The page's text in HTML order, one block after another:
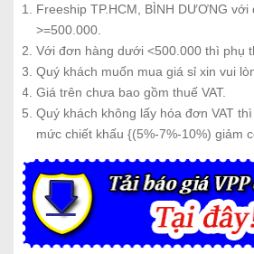
Freeship TP.HCM, BÌNH DƯƠNG với
>=500.000.
Với đơn hàng dưới <500.000 thì phụ
Quý khách muốn mua giá sỉ xin vui
Giá trên chưa bao gồm thuế VAT.
Quý khách không lấy hóa đơn VAT
mức chiết khấu {(5%-7%-10%) giảm